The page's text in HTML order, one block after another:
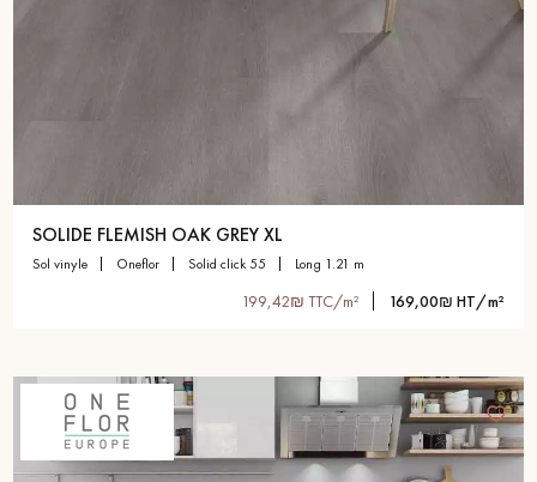
SOLIDE FLEMISH OAK GREY XL
sol vinyle oneflor solid click 55 long 1.21 m
199,42₪ TTC/m² 169,00₪ HT/m²